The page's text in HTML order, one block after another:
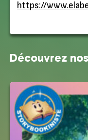
https://
Découvrez